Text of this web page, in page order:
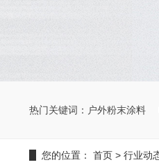
热门关键词： 户外粉末涂料
您的位置： 首页 > 行业动